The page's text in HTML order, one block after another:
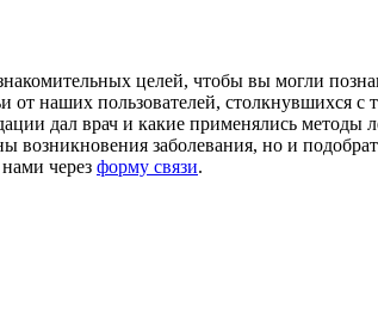
целей, чтобы вы могли
от наших пользователей, столкнувшихся
дал врач и какие применялись методы
возникновения заболевания, но и
через форму связи.